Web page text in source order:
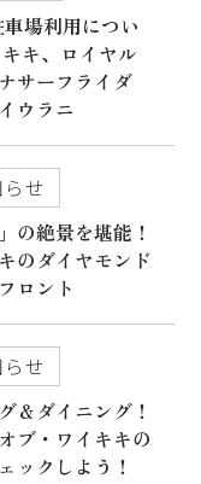
車場利用につい
キ、ロイヤル
サーフライダ
ウラニ
せ
の絶景を堪能！
のダイヤモンド
ロント
せ
＆ダイニング！
ブ・ワイキキの
ックしよう！
カイウラニ・ワイ
ゾート＆スパ
0名